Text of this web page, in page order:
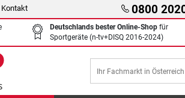
Kontakt 0800
Deutschlands bester Online-Shop für
Sportgeräte (n-tv+DISQ 2016-2024)